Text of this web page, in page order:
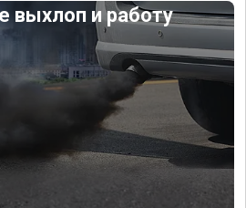
выхлоп и работу